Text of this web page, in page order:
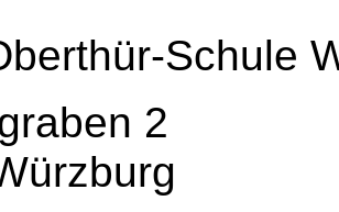
Schule
2